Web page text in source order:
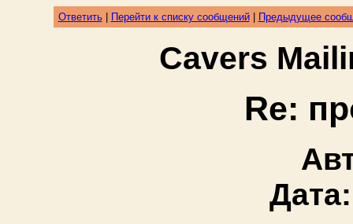
Ответить| Перейти к списку сообщений| Предыдущее
Cavers
Re: